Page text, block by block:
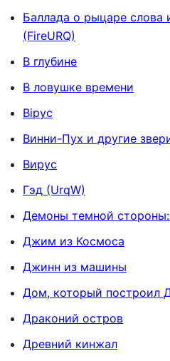
Баллада о рыцаре слова
(FireURQ)
В глубине
В ловушке времени
Вірус
Винни-Пух и другие
Вирус
Гэд (UrqW)
Демоны темной
Джим из Космоса
Джинн из машины
Дом, который построил
Драконий остров
Древний кинжал